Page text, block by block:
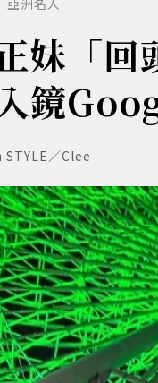
亞洲名人
妹「
鏡
STYLE／Clee